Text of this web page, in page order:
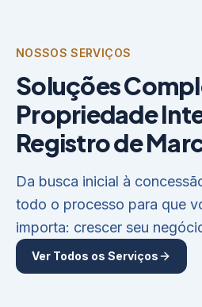
NOSSOS SERVIÇOS
Soluções
Propriedade
Registro de
Da busca inicial à
todo o processo para que
importa: crescer seu
Ver Todos os Serviços